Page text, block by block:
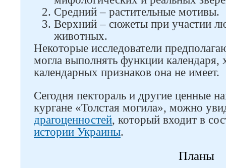
Средний – растительные мотивы.
Верхний – сюжеты при участии
животных.
Некоторые исследователи
могла выполнять функции календаря,
календарных признаков она не имеет.
Сегодня пектораль и другие ценные
кургане «Толстая могила», можно
драгоценностей, который входит в
истории Украины.
Планы